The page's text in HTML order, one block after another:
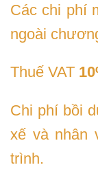
Các chi phí
ngoài
Thuế VAT
Chi phí bồi
xế và nhân
trình.